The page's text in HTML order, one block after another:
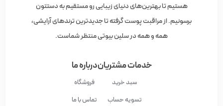
هستیم تا بهترین‌های دنیای زیبایی رو مستقیم به دستتون
برسونیم. از مراقبت پوست گرفته تا جدیدترین ترندهای آرایشی،
همه و همه در سلین بیوتی منتظر شماست.
خدمات مشتریان
سبد خرید
تسویه حساب
درباره ما
فروشگاه
تماس با ما